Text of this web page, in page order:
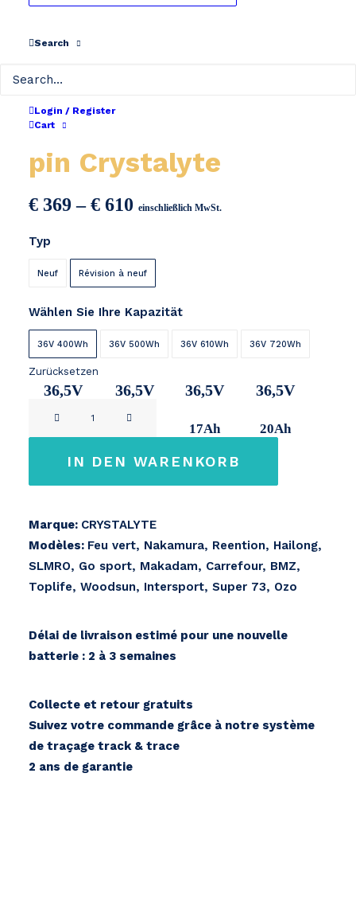
Search
Login / Register
Cart
Multimarque 36V 4-
pin Crystalyte
€ 369 –€ 610 Preisspanne:
€ 610
einschließlich MwSt.
Typ
Neuf Révision à neuf
Wählen Sie Ihre Kapazität
36V 400Wh
36,5V
36V 500Wh
36,5V
36V 610Wh
36,5V
17Ah
36V 720Wh
36,5V
20Ah
Zurücksetzen
IN DEN WARENKORB
Marque: CRYSTALYTE
Modèles: Feu vert, Nakamura, Reention, Hailong,
SLMRO, Go sport, Makadam, Carrefour, BMZ,
Toplife, Woodsun, Intersport, Super 73, Ozo
Délai de livraison estimé pour une nouvelle
batterie : 2 à 3 semaines
Collecte et retour gratuits
Suivez votre commande grâce à notre système
de traçage track & trace
2 ans de garantie